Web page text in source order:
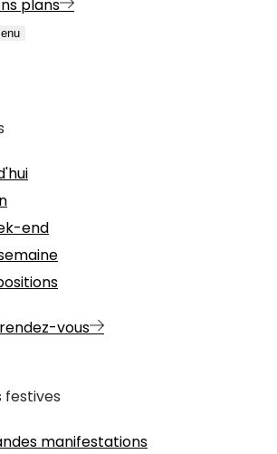
plans
end
vous
festives
manifestations